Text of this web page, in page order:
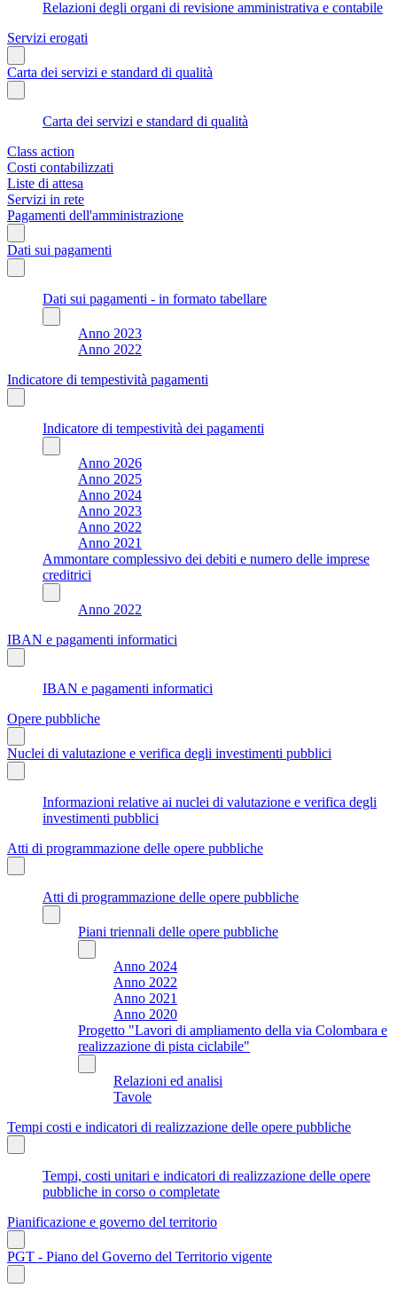
Relazioni degli organi di revisione amministrativa e contabile
Servizi erogati
Carta dei servizi e standard di qualità
Carta dei servizi e standard di qualità
Class action
Costi contabilizzati
Liste di attesa
Servizi in rete
Pagamenti dell'amministrazione
Dati sui pagamenti
Dati sui pagamenti - in formato tabellare
Anno 2023
Anno 2022
Indicatore di tempestività pagamenti
Indicatore di tempestività dei pagamenti
Anno 2026
Anno 2025
Anno 2024
Anno 2023
Anno 2022
Anno 2021
Ammontare complessivo dei debiti e numero delle imprese
creditrici
Anno 2022
IBAN e pagamenti informatici
IBAN e pagamenti informatici
Opere pubbliche
Nuclei di valutazione e verifica degli investimenti pubblici
Informazioni relative ai nuclei di valutazione e verifica degli
investimenti pubblici
Atti di programmazione delle opere pubbliche
Atti di programmazione delle opere pubbliche
Piani triennali delle opere pubbliche
Anno 2024
Anno 2022
Anno 2021
Anno 2020
Progetto "Lavori di ampliamento della via Colombara e
realizzazione di pista ciclabile"
Relazioni ed analisi
Tavole
Tempi costi e indicatori di realizzazione delle opere pubbliche
Tempi, costi unitari e indicatori di realizzazione delle opere
pubbliche in corso o completate
Pianificazione e governo del territorio
PGT - Piano del Governo del Territorio vigente